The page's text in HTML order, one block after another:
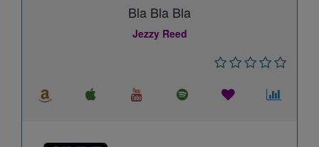
Bla Bla Bla
Jezzy Reed